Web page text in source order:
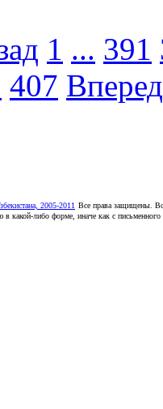
1 ... 391
407 Вперед
2005-2011 Все права защищены.
в какой-либо форме, иначе как с